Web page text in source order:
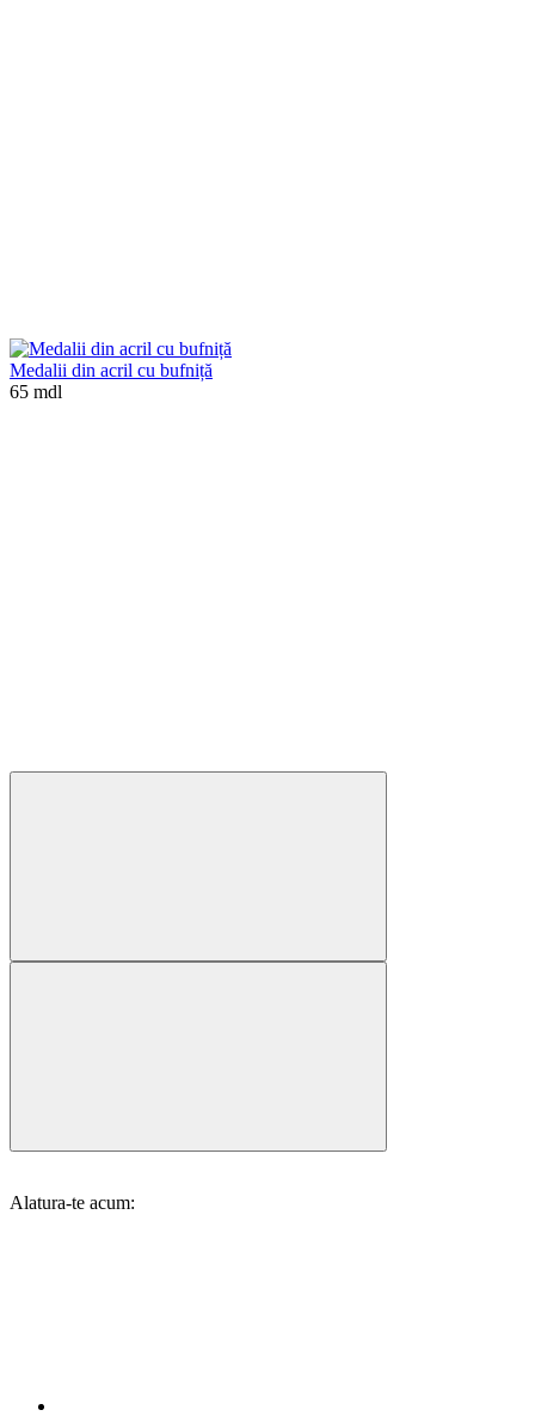
Medalii din acril cu bufniță
65 mdl
Alatura-te acum: